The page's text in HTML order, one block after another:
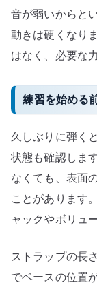
音が弱いからと
動きは硬くなり
はなく、必要な
練習を始める
久しぶりに弾く
状態も確認しま
なくても、表面
ことがあります
ャックやボリュ
ストラップの長
でベースの位置